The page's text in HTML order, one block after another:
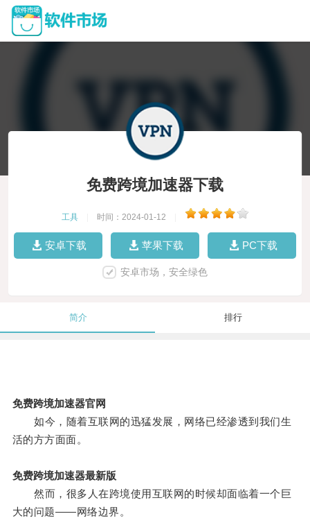
免费跨境加速器下载
工具 时间：2024-01-12
安卓下载 苹果下载 PC下载
安卓市场，安全绿色
简介 排行
免费跨境加速器官网
如今，随着互联网的迅猛发展，网络已经渗透到我们生
活的方方面面。
免费跨境加速器最新版
然而，很多人在跨境使用互联网的时候却面临着一个巨
大的问题――网络边界。